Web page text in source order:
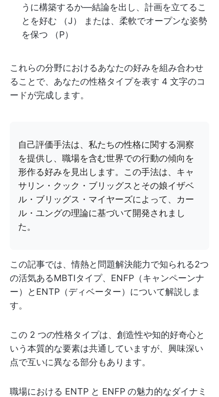
うに構築するか—結論を出し、計画を立てるこ
とを好む （J） または、柔軟でオープンな姿勢
を保つ （P）
これらの分野におけるあなたの好みを組み合わせ
ることで、あなたの性格タイプを表す 4 文字のコ
ードが完成します。
自己評価手法は、私たちの性格に関する洞察
を提供し、職場を含む世界での行動の傾向を
形作る好みを見出します。この手法は、キャ
サリン・クック・ブリッグスとその娘イザベ
ル・ブリッグス・マイヤーズによって、カー
ル・ユングの理論に基づいて開発されまし
た。
この記事では、情熱と問題解決能力で知られる2つ
の活気あるMBTIタイプ、ENFP（キャンペーンナ
ー）とENTP（ディベーター）について解説しま
す。
この 2 つの性格タイプは、創造性や知的好奇心と
いう本質的な要素は共通していますが、興味深い
点で互いに異なる部分もあります。
職場における ENTP と ENFP の魅力的なダイナミ